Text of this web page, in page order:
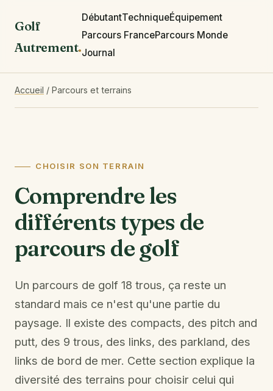
Golf
Autrement.
DébutantTechniqueÉquipement
Parcours FranceParcours Monde
Journal
Accueil / Parcours et terrains
CHOISIR SON TERRAIN
Comprendre les
différents types de
parcours de golf
Un parcours de golf 18 trous, ça reste un
standard mais ce n'est qu'une partie du
paysage. Il existe des compacts, des pitch and
putt, des 9 trous, des links, des parkland, des
links de bord de mer. Cette section explique la
diversité des terrains pour choisir celui qui